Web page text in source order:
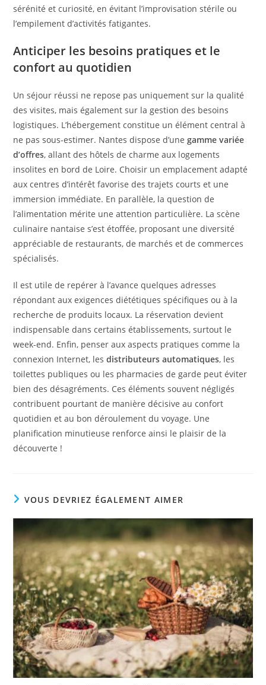
sérénité et curiosité, en évitant l’improvisation stérile ou
l’empilement d’activités fatigantes.
Anticiper les besoins pratiques et le
confort au quotidien
Un séjour réussi ne repose pas uniquement sur la qualité
des visites, mais également sur la gestion des besoins
logistiques. L’hébergement constitue un élément central à
ne pas sous-estimer. Nantes dispose d’unegamme variée
d’offres, allant des hôtels de charme aux logements
insolites en bord de Loire. Choisir un emplacement adapté
aux centres d’intérêt favorise des trajets courts et une
immersion immédiate. En parallèle, la question de
l’alimentation mérite une attention particulière. La scène
culinaire nantaise s’est étoffée, proposant une diversité
appréciable de restaurants, de marchés et de commerces
spécialisés.
Il est utile de repérer à l’avance quelques adresses
répondant aux exigences diététiques spécifiques ou à la
recherche de produits locaux. La réservation devient
indispensable dans certains établissements, surtout le
week-end. Enfin, penser aux aspects pratiques comme la
connexion Internet, lesdistributeurs automatiques, les
toilettes publiques ou les pharmacies de garde peut éviter
bien des désagréments. Ces éléments souvent négligés
contribuent pourtant de manière décisive au confort
quotidien et au bon déroulement du voyage. Une
planification minutieuse renforce ainsi le plaisir de la
découverte !
VOUS DEVRIEZ ÉGALEMENT AIMER